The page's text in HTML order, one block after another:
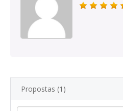
Propostas (1)